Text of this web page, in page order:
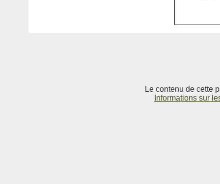
Le contenu de cette
Informations sur